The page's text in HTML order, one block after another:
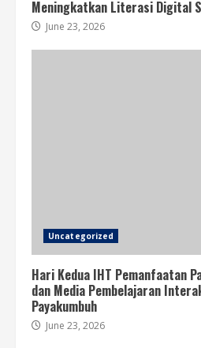
Meningkatkan Literasi Digital
June 23, 2026
Uncategorized
Hari Kedua IHT Pemanfaatan
dan Media Pembelajaran
Payakumbuh
June 23, 2026